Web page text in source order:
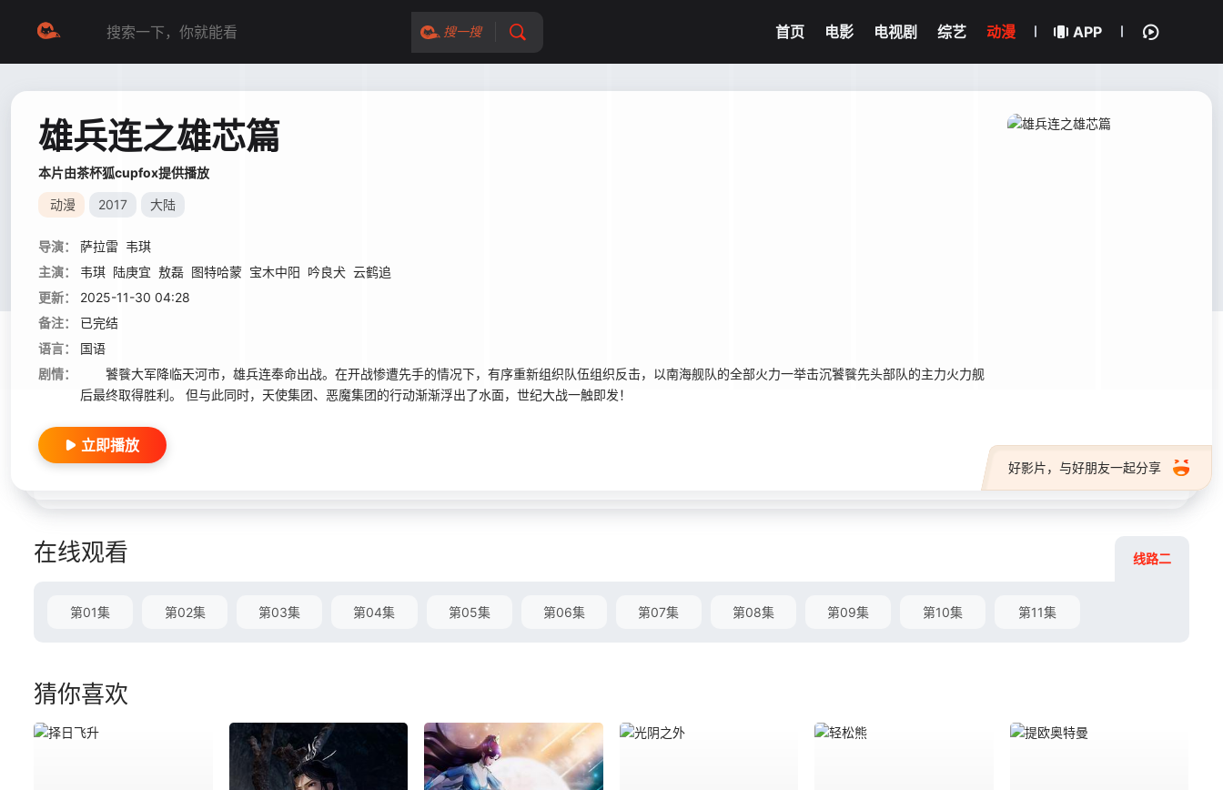
搜一搜 首页 电影 电视剧 综艺 动漫 APP
雄兵连之雄芯篇
本片由茶杯狐cupfox提供播放
动漫 2017 大陆
导演： 萨拉雷 韦琪
主演：
韦琪 陆庚宜 敖磊 图特哈蒙 宝木中阳 吟良犬 云鹤追
更新：
2025-11-30 04:28
备注：
已完结
语言：
国语
剧情：
饕餮大军降临天河市，雄兵连奉命出战。在开战惨遭先手的情况下，有序重新组织队伍组织反击，以南海舰队的全部火力一举击沉饕餮先头部队的主力火力舰
后最终取得胜利。 但与此同时，天使集团、恶魔集团的行动渐渐浮出了水面，世纪大战一触即发！
好影片，与好朋友一起分享
立即播放
在线观看 线路二
第01集 第02集 第03集 第04集 第05集 第06集 第07集 第08集 第09集 第10集 第11集
猜你喜欢